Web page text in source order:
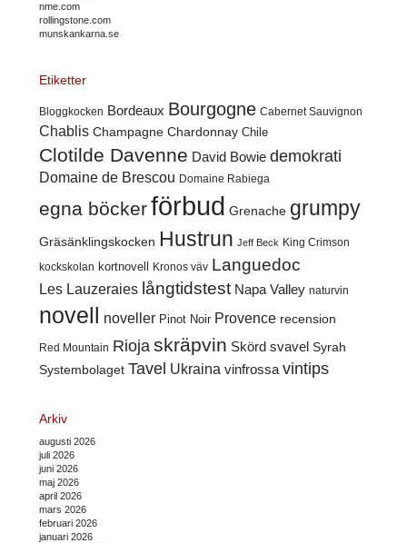
nme.com
rollingstone.com
munskankarna.se
Etiketter
Bloggkocken Bordeaux Bourgogne Cabernet Sauvignon
Chablis Champagne Chardonnay Chile
Clotilde Davenne David Bowie demokrati
Domaine de Brescou Domaine Rabiega
egna böckerförbud Grenache grumpy
Gräsänklingskocken Hustrun Jeff Beck King Crimson
kockskolan kortnovell Kronos väv Languedoc
Les Lauzeraies långtidstest Napa Valley naturvin
novell noveller Pinot Noir Provence recension
Red Mountain Rioja skräpvin Skörd svavel Syrah
Systembolaget Tavel Ukraina vinfrossa vintips
Arkiv
augusti 2026
juli 2026
juni 2026
maj 2026
april 2026
mars 2026
februari 2026
januari 2026